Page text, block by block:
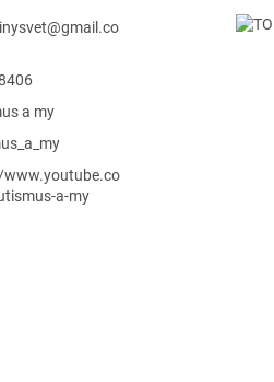
@gmail.co
a my
www.youtube.co
a-my